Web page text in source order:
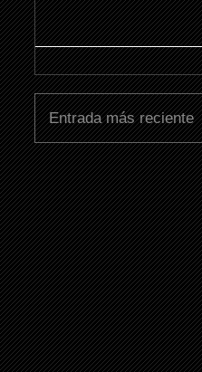
Entrada más reciente